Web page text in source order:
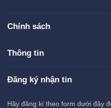
Chính sách
Thông tin
Đăng ký nhận tin
Hãy đăng kí theo form dưới đây